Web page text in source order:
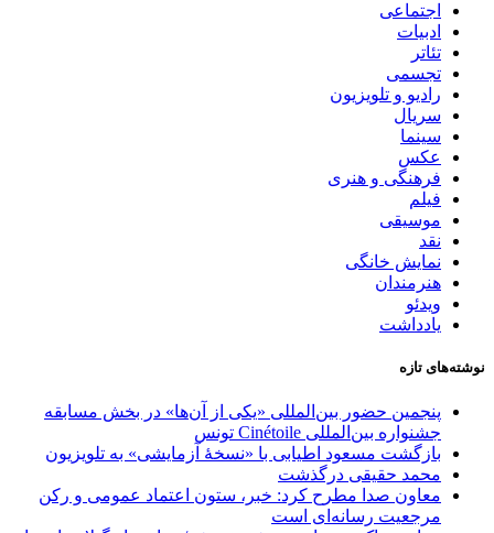
اجتماعی
ادبیات
تئاتر
تجسمی
رادیو و تلویزیون
سریال
سینما
عکس
فرهنگی و هنری
فیلم
موسیقی
نقد
نمایش خانگی
هنرمندان
ویدئو
یادداشت
نوشته‌های تازه
پنجمین حضور بین‌المللی «یکی از آن‌ها» در بخش مسابقه
جشنواره بین‌المللی Cinétoile تونس
بازگشت مسعود اطیابی با «نسخهٔ آزمایشی» به تلویزیون
محمد حقیقی درگذشت
معاون صدا مطرح کرد: خبر، ستون اعتماد عمومی و رکن
مرجعیت رسانه‌ای است